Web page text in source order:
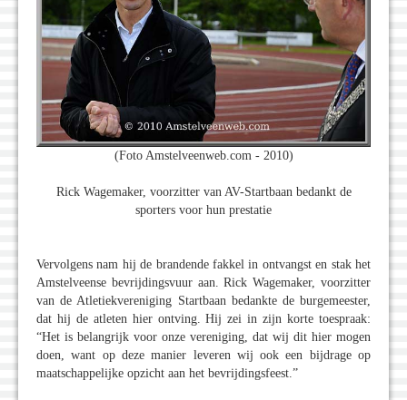
(Foto Amstelveenweb.com - 2010)
Rick Wagemaker, voorzitter van AV-Startbaan bedankt de
sporters voor hun prestatie
Vervolgens nam hij de brandende fakkel in ontvangst en stak het
Amstelveense bevrijdingsvuur aan. Rick Wagemaker, voorzitter
van de Atletiekvereniging Startbaan bedankte de burgemeester,
dat hij de atleten hier ontving. Hij zei in zijn korte toespraak:
“Het is belangrijk voor onze vereniging, dat wij dit hier mogen
doen, want op deze manier leveren wij ook een bijdrage op
maatschappelijke opzicht aan het bevrijdingsfeest.”